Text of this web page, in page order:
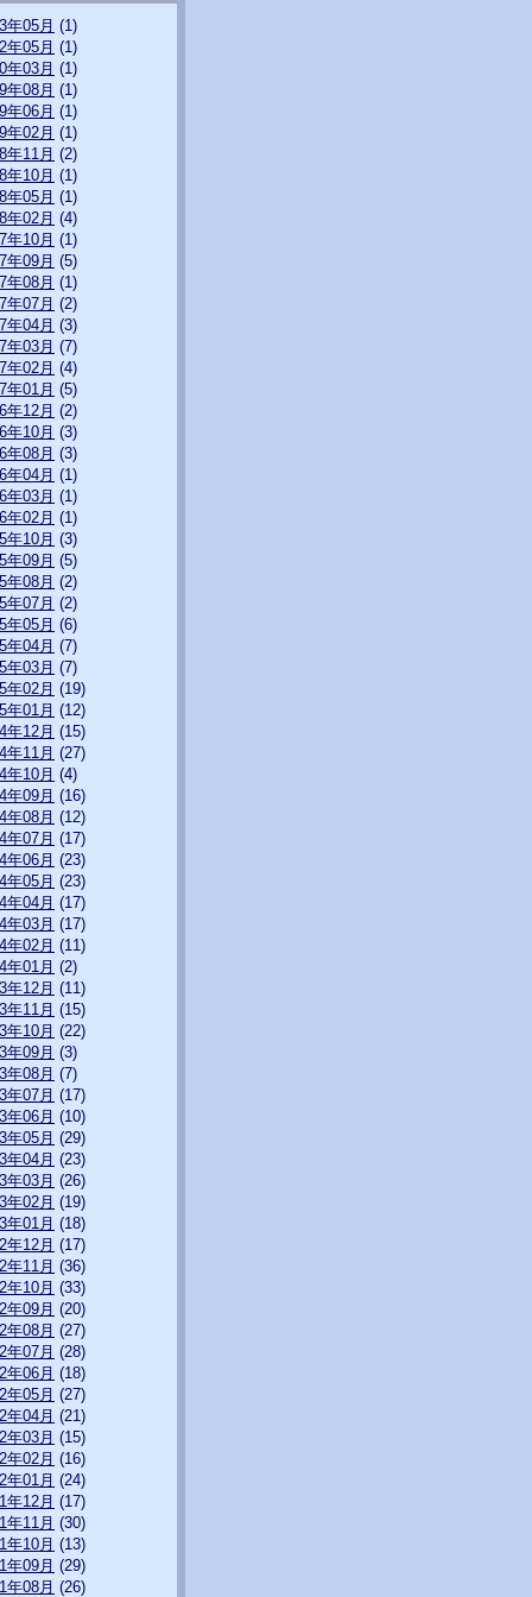
年05月 (1)
年05月 (1)
年03月 (1)
年08月 (1)
年06月 (1)
年02月 (1)
年11月 (2)
年10月 (1)
年05月 (1)
年02月 (4)
年10月 (1)
年09月 (5)
年08月 (1)
年07月 (2)
年04月 (3)
年03月 (7)
年02月 (4)
年01月 (5)
年12月 (2)
年10月 (3)
年08月 (3)
年04月 (1)
年03月 (1)
年02月 (1)
年10月 (3)
年09月 (5)
年08月 (2)
年07月 (2)
年05月 (6)
年04月 (7)
年03月 (7)
年02月 (19)
年01月 (12)
年12月 (15)
年11月 (27)
年10月 (4)
年09月 (16)
年08月 (12)
年07月 (17)
年06月 (23)
年05月 (23)
年04月 (17)
年03月 (17)
年02月 (11)
年01月 (2)
年12月 (11)
年11月 (15)
年10月 (22)
年09月 (3)
年08月 (7)
年07月 (17)
年06月 (10)
年05月 (29)
年04月 (23)
年03月 (26)
年02月 (19)
年01月 (18)
年12月 (17)
年11月 (36)
年10月 (33)
年09月 (20)
年08月 (27)
年07月 (28)
年06月 (18)
年05月 (27)
年04月 (21)
年03月 (15)
年02月 (16)
年01月 (24)
年12月 (17)
年11月 (30)
年10月 (13)
年09月 (29)
年08月 (26)